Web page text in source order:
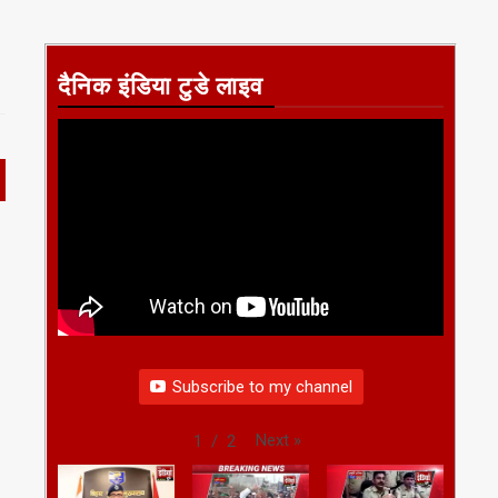
दैनिक इंडिया टुडे लाइव
Subscribe to my channel
1 / 2 Next »